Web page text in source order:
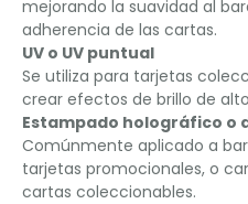
mejorando la suavidad al
adherencia de las cartas.
UV o UV puntual
Se utiliza para tarjetas
crear efectos de brillo de
Estampado holográfico o
Comúnmente aplicado a
tarjetas promocionales, o
cartas coleccionables.